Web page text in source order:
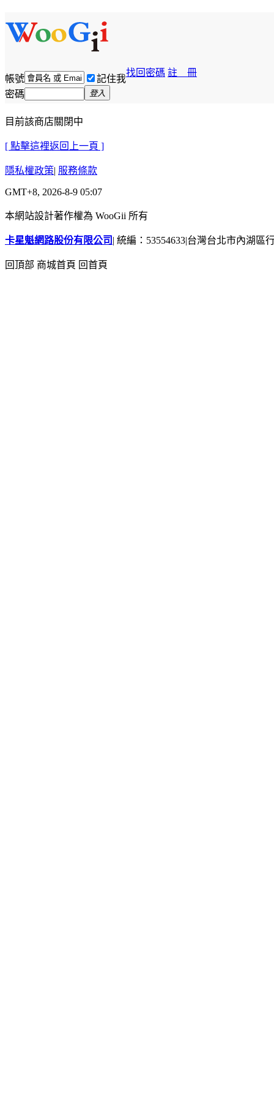
帳號 記住我
找回密碼 註 冊
密碼 登入
目前該商店關閉中
[ 點擊這裡返回上一頁 ]
隱私權政策| 服務條款
GMT+8, 2026-8-9 05:07
本網站設計著作權為 WooGii 所有
卡星魁網路股份有限公司 | 統編：53554633|台灣台北市內湖區
回頂部 商城首頁 回首頁